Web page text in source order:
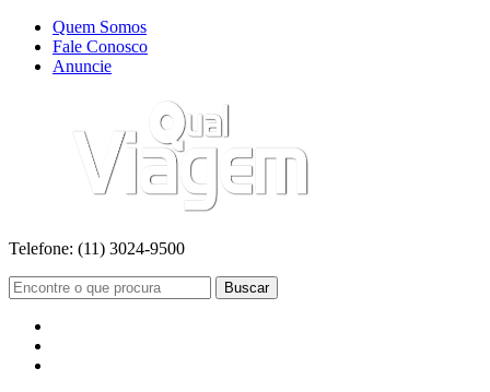
Quem Somos
Fale Conosco
Anuncie
Telefone: (11) 3024-9500
Buscar